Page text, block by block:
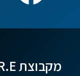
מקבוצת G.R.E: